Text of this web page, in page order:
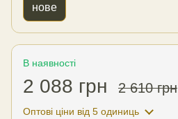
нове
В наявності
2 088 грн 2 610 грн
Оптові ціни від 5 одиниць